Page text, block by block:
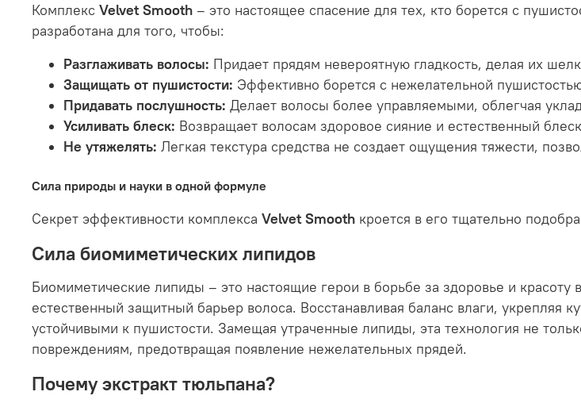
Комплекс Velvet Smooth – это настоящее спасение для тех, кто борется с
разработана для того, чтобы:
Разглаживать волосы: Придает прядям невероятную гладкость, делая их
Защищать от пушистости: Эффективно борется с нежелательной
Придавать послушность: Делает волосы более управляемыми, облегчая
Усиливать блеск: Возвращает волосам здоровое сияние и естественный
Не утяжелять: Легкая текстура средства не создает ощущения тяжести,
Сила природы и науки в одной формуле
Секрет эффективности комплекса Velvet Smooth кроется в его тщательно
Сила биомиметических липидов
Биомиметические липиды – это настоящие герои в борьбе за здоровье и
естественный защитный барьер волоса. Восстанавливая баланс влаги, укрепляя
устойчивыми к пушистости. Замещая утраченные липиды, эта технология не
повреждениям, предотвращая появление нежелательных прядей.
Почему экстракт тюльпана?